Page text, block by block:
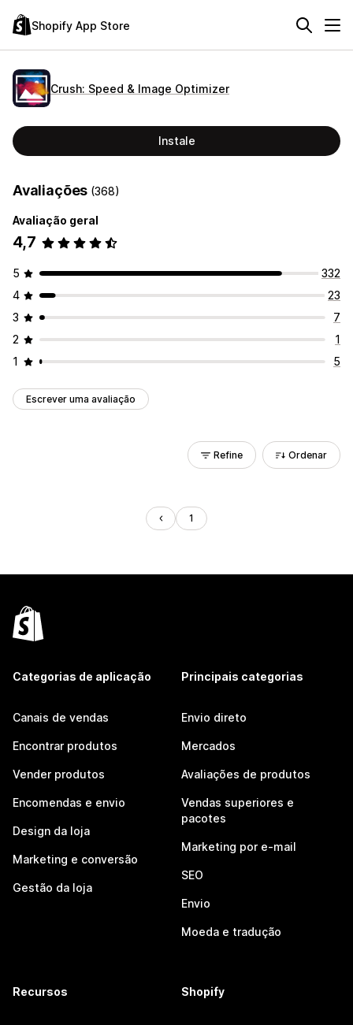
Shopify App Store
Crush: Speed & Image Optimizer
Instale
Avaliações (368)
Avaliação geral
4,7
5
332
4
23
3
7
2
1
1
5
Escrever uma avaliação
Refine Ordenar
1
Categorias de aplicação
Canais de vendas
Encontrar produtos
Vender produtos
Encomendas e envio
Design da loja
Marketing e conversão
Gestão da loja
Principais categorias
Envio direto
Mercados
Avaliações de produtos
Vendas superiores e
pacotes
Marketing por e-mail
SEO
Envio
Moeda e tradução
Recursos Shopify